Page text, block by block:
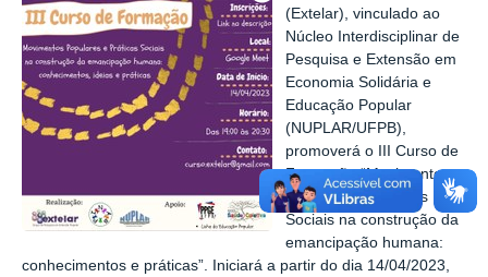
(Extelar), vinculado ao
Núcleo Interdisciplinar de
Pesquisa e Extensão em
Economia Solidária e
Educação Popular
(NUPLAR/UFPB),
promoverá o III Curso de
Formação “Movimentos
Populares e Práticas
Sociais na construção da
emancipação humana:
conhecimentos e práticas”. Iniciará a partir do dia 14/04/2023,